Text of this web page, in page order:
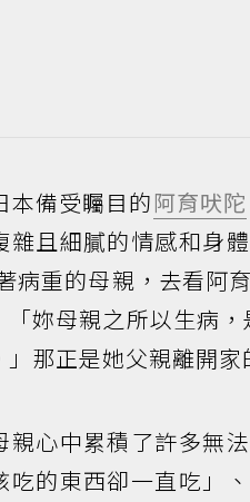
本備受矚目的阿育吠陀
雜且細膩的情感和身
病重的母親，去看阿
「妳母親之所以生病，
那正是她父親離開家
親心中累積了許多無
吃的東西卻一直吃」